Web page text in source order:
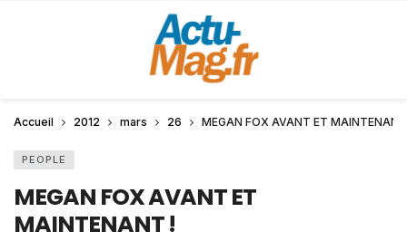
Accueil 2012 mars 26 MEGAN FOX AVANT ET
PEOPLE
MEGAN FOX AVANT ET
MAINTENANT !